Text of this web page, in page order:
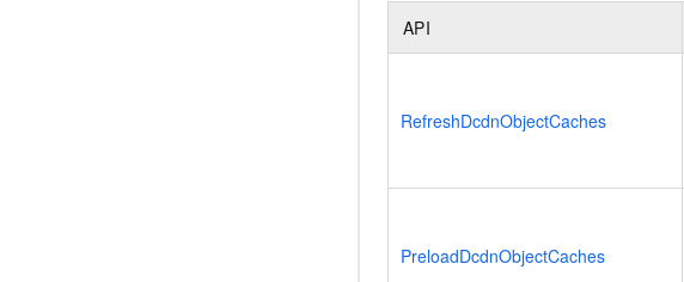
API
RefreshDcdnObjectCaches
PreloadDcdnObjectCaches